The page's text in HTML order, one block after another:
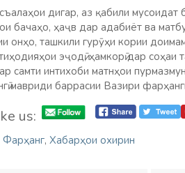
дигар, аз қабили
бачаҳо, ҳаҷв дар адабиёт ва
онҳо, ташкили гурӯҳи кории
эҷодӣ, ҳамкорӣ дар
самти интихоби матнҳои
мавриди баррасии Вазири
us:
Фарҳанг, Хабарҳои охирин